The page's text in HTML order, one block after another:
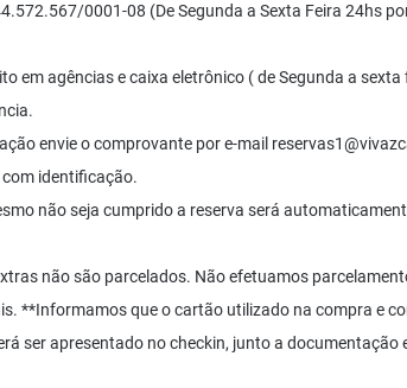
0001-08 (De Segunda a Sexta Feira 24hs
em agências e caixa eletrônico ( de Segunda a
envie o comprovante por e-mail
identificação.
não seja cumprido a reserva será
não são parcelados. Não efetuamos
**Informamos que o cartão utilizado na compra e
ser apresentado no checkin, junto a documentação